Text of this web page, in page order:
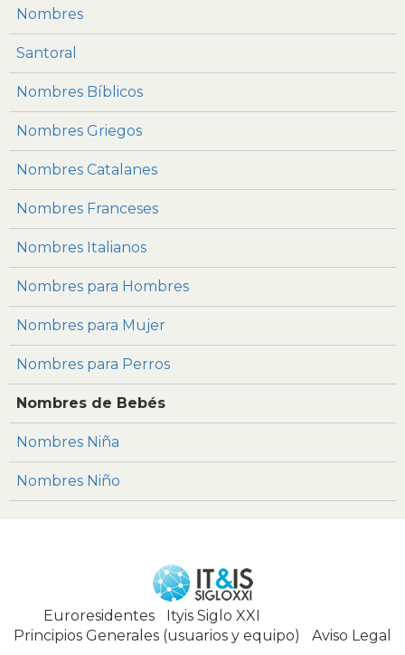
Nombres
Santoral
Nombres Bíblicos
Nombres Griegos
Nombres Catalanes
Nombres Franceses
Nombres Italianos
Nombres para Hombres
Nombres para Mujer
Nombres para Perros
Nombres de Bebés
Nombres Niña
Nombres Niño
Euroresidentes| Ityis Siglo XXI
Principios Generales (usuarios y equipo)
Aviso Legal